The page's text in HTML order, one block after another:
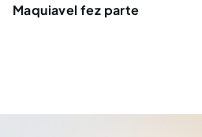
Maquiavel fez parte